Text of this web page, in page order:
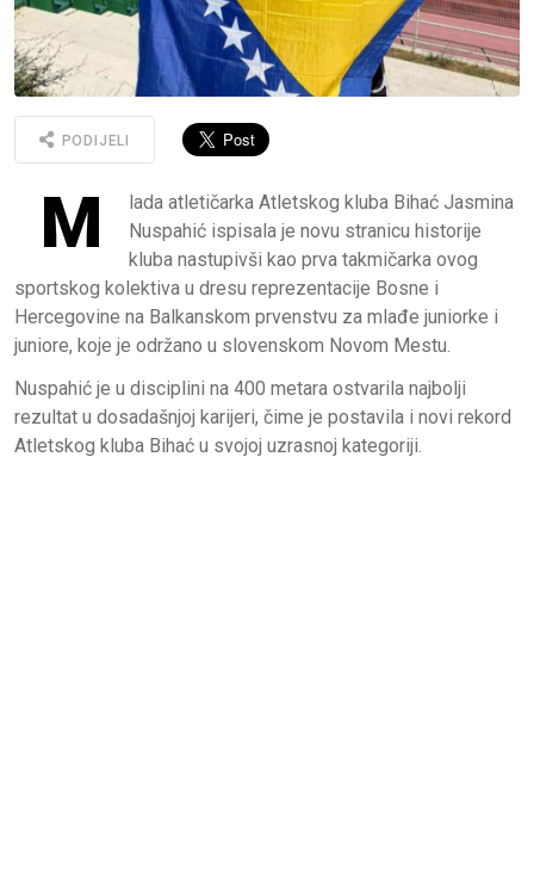
PODIJELI
M
lada atletičarka Atletskog kluba Bihać Jasmina
Nuspahić ispisala je novu stranicu historije
kluba nastupivši kao prva takmičarka ovog
sportskog kolektiva u dresu reprezentacije Bosne i
Hercegovine na Balkanskom prvenstvu za mlađe juniorke i
juniore, koje je održano u slovenskom Novom Mestu.
Nuspahić je u disciplini na 400 metara ostvarila najbolji
rezultat u dosadašnjoj karijeri, čime je postavila i novi rekord
Atletskog kluba Bihać u svojoj uzrasnoj kategoriji.